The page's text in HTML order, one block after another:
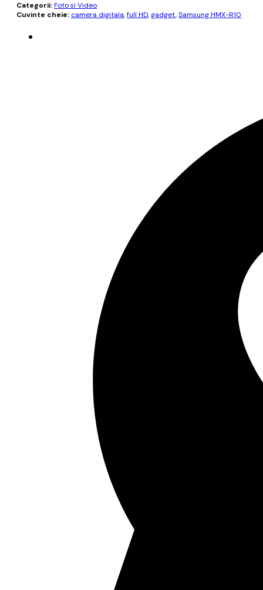
Categorii:Foto si Video
Cuvinte cheie: camera digitala,full HD, gadget,Samsung HMX-R10